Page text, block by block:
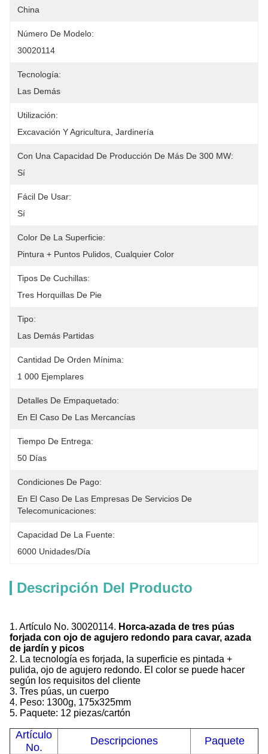
China
Número De Modelo:
30020114
Tecnología:
Las Demás
Utilización:
Excavación Y Agricultura, Jardinería
Con Una Capacidad De Producción De Más De 300 MW:
Sí
Fácil De Usar:
Sí
Color De La Superficie:
Pintura + Puntos Pulidos, Cualquier Color
Tipos De Cuchillas:
Tres Horquillas De Pie
Tipo:
Las Demás Partidas
Cantidad De Orden Mínima:
1 000 Ejemplares
Detalles De Empaquetado:
En El Caso De Las Mercancías
Tiempo De Entrega:
50 Días
Condiciones De Pago:
En El Caso De Las Empresas De Servicios De
Telecomunicaciones:
Capacidad De La Fuente:
6000 Unidades/día
Descripción Del Producto
1. Artículo No. 30020114. Horca-azada de tres púas
forjada con ojo de agujero redondo para cavar, azada
de jardín y picos
2. La tecnología es forjada, la superficie es pintada +
pulida, ojo de agujero redondo. El color se puede hacer
según los requisitos del cliente
3. Tres púas, un cuerpo
4. Peso: 1300g, 175x325mm
5. Paquete: 12 piezas/cartón
Artículo
No.
Descripciones Paquete